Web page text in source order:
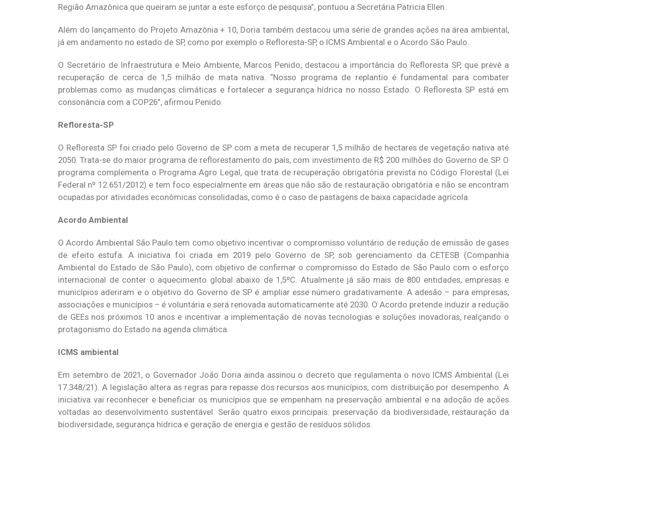
Região Amazônica que queiram se juntar a este esforço de pesquisa”, pontuou a Secretária Patricia Ellen.
Além do lançamento do Projeto Amazônia + 10, Doria também destacou uma série de grandes ações na área ambiental,
já em andamento no estado de SP, como por exemplo o Refloresta-SP, o ICMS Ambiental e o Acordo São Paulo.
O Secretário de Infraestrutura e Meio Ambiente, Marcos Penido, destacou a importância do Refloresta SP, que prevê a
recuperação de cerca de 1,5 milhão de mata nativa. “Nosso programa de replantio é fundamental para combater
problemas como as mudanças climáticas e fortalecer a segurança hídrica no nosso Estado. O Refloresta SP está em
consonância com a COP26”, afirmou Penido.
Refloresta-SP
O Refloresta SP foi criado pelo Governo de SP com a meta de recuperar 1,5 milhão de hectares de vegetação nativa até
2050. Trata-se do maior programa de reflorestamento do país, com investimento de R$ 200 milhões do Governo de SP. O
programa complementa o Programa Agro Legal, que trata de recuperação obrigatória prevista no Código Florestal (Lei
Federal nº 12.651/2012) e tem foco especialmente em áreas que não são de restauração obrigatória e não se encontram
ocupadas por atividades econômicas consolidadas, como é o caso de pastagens de baixa capacidade agrícola.
Acordo Ambiental
O Acordo Ambiental São Paulo tem como objetivo incentivar o compromisso voluntário de redução de emissão de gases
de efeito estufa. A iniciativa foi criada em 2019 pelo Governo de SP, sob gerenciamento da CETESB (Companhia
Ambiental do Estado de São Paulo), com objetivo de confirmar o compromisso do Estado de São Paulo com o esforço
internacional de conter o aquecimento global abaixo de 1,5ºC. Atualmente já são mais de 800 entidades, empresas e
municípios aderiram e o objetivo do Governo de SP é ampliar esse número gradativamente. A adesão – para empresas,
associações e municípios – é voluntária e será renovada automaticamente até 2030. O Acordo pretende induzir a redução
de GEEs nos próximos 10 anos e incentivar a implementação de novas tecnologias e soluções inovadoras, realçando o
protagonismo do Estado na agenda climática.
ICMS ambiental
Em setembro de 2021, o Governador João Doria ainda assinou o decreto que regulamenta o novo ICMS Ambiental (Lei
17.348/21). A legislação altera as regras para repasse dos recursos aos municípios, com distribuição por desempenho. A
iniciativa vai reconhecer e beneficiar os municípios que se empenham na preservação ambiental e na adoção de ações
voltadas ao desenvolvimento sustentável. Serão quatro eixos principais: preservação da biodiversidade, restauração da
biodiversidade, segurança hídrica e geração de energia e gestão de resíduos sólidos.